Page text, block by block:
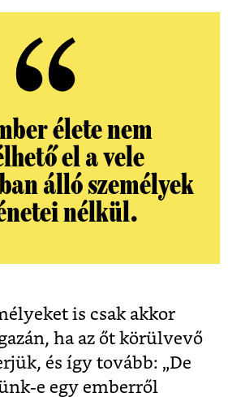
élete nem
el a vele
álló személyek
nélkül.
is csak akkor
ha az őt körülvevő
és így tovább: „De
e egy emberről